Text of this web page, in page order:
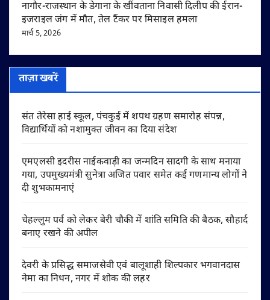
नागौर-राजस्थान के डेगाना के खींवताना निवासी दिलीप की ईरान-
इजराइल जंग में मौत, तेल टैंकर पर मिसाइल हमला
मार्च 5, 2026
ताज़ा खबरें
संत तेरेसा हाई स्कूल, पंचकुई में शपथ ग्रहण समारोह संपन्न,
विद्यार्थियों को नशामुक्त जीवन का दिया संदेश
एमएलसी इदरीस नाईकवाड़ी का जन्मदिन सादगी के साथ मनाया
गया, उपमुख्यमंत्री सुनेत्रा अजित पवार समेत कई गणमान्य लोगों ने
दी शुभकामनाएं
चेहल्लुम पर्व को लेकर बेरी चौकी में शांति समिति की बैठक, सौहार्द
बनाए रखने की अपील
देवरी के प्रसिद्ध समाजसेवी एवं बालूशाही शिल्पकार भगवानदास
नेमा का निधन, नगर में शोक की लहर